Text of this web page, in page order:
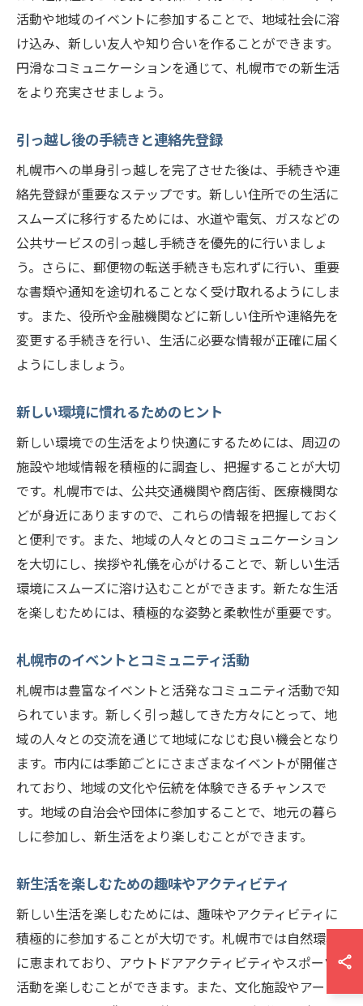
活動や地域のイベントに参加することで、地域社会に溶
け込み、新しい友人や知り合いを作ることができます。
円滑なコミュニケーションを通じて、札幌市での新生活
をより充実させましょう。
引っ越し後の手続きと連絡先登録
札幌市への単身引っ越しを完了させた後は、手続きや連
絡先登録が重要なステップです。新しい住所での生活に
スムーズに移行するためには、水道や電気、ガスなどの
公共サービスの引っ越し手続きを優先的に行いましょ
う。さらに、郵便物の転送手続きも忘れずに行い、重要
な書類や通知を途切れることなく受け取れるようにしま
す。また、役所や金融機関などに新しい住所や連絡先を
変更する手続きを行い、生活に必要な情報が正確に届く
ようにしましょう。
新しい環境に慣れるためのヒント
新しい環境での生活をより快適にするためには、周辺の
施設や地域情報を積極的に調査し、把握することが大切
です。札幌市では、公共交通機関や商店街、医療機関な
どが身近にありますので、これらの情報を把握しておく
と便利です。また、地域の人々とのコミュニケーション
を大切にし、挨拶や礼儀を心がけることで、新しい生活
環境にスムーズに溶け込むことができます。新たな生活
を楽しむためには、積極的な姿勢と柔軟性が重要です。
札幌市のイベントとコミュニティ活動
札幌市は豊富なイベントと活発なコミュニティ活動で知
られています。新しく引っ越してきた方々にとって、地
域の人々との交流を通じて地域になじむ良い機会となり
ます。市内には季節ごとにさまざまなイベントが開催さ
れており、地域の文化や伝統を体験できるチャンスで
す。地域の自治会や団体に参加することで、地元の暮ら
しに参加し、新生活をより楽しむことができます。
新生活を楽しむための趣味やアクティビティ
新しい生活を楽しむためには、趣味やアクティビティに
積極的に参加することが大切です。札幌市では自然環境
に恵まれており、アウトドアアクティビティやスポーツ
活動を楽しむことができます。また、文化施設やアート